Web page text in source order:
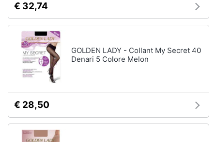
igiene
Beauty
Giocattoli
Fotografia
Copertina
neonato
Sneakers
Scarpe
nike
Anfibi
€ 32,74
GOLDEN LADY - Collant My Secret 40
Denari 5 Colore Melon
€ 28,50